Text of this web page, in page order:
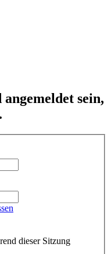
sein,
dieser Sitzung